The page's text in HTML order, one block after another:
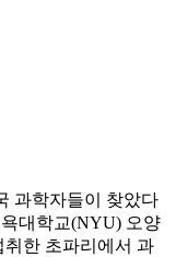
과학자들이 찾았다
대학교(NYU) 오양
한 초파리에서 과